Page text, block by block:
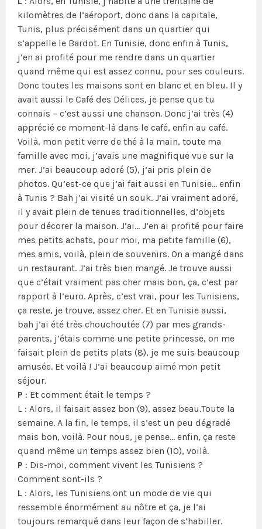
kilomètres de l’aéroport, donc dans la capitale,
Tunis, plus précisément dans un quartier qui
s’appelle le Bardot. En Tunisie, donc enfin à Tunis,
j’en ai profité pour me rendre dans un quartier
quand même qui est assez connu, pour ses couleurs.
Donc toutes les maisons sont en blanc et en bleu. Il y
avait aussi le Café des Délices, je pense que tu
connais – c’est aussi une chanson. Donc j’ai très (4)
apprécié ce moment-là dans le café, enfin au café.
Voilà, mon petit verre de thé à la main, toute ma
famille avec moi, j’avais une magnifique vue sur la
mer. J’ai beaucoup adoré (5), j’ai pris plein de
photos. Qu’est-ce que j’ai fait aussi en Tunisie… enfin
à Tunis ? Bah j’ai visité un souk. J’ai vraiment adoré,
il y avait plein de tenues traditionnelles, d’objets
pour décorer la maison. J’ai… J’en ai profité pour faire
mes petits achats, pour moi, ma petite famille (6),
mes amis, voilà, plein de souvenirs. On a mangé dans
un restaurant. J’ai très bien mangé. Je trouve aussi
que c’était vraiment pas cher mais bon, ça, c’est par
rapport à l’euro. Après, c’est vrai, pour les Tunisiens,
ça reste, je trouve, assez cher. Et en Tunisie aussi,
bah j’ai été très chouchoutée (7) par mes grands-
parents, j’étais comme une petite princesse, on me
faisait plein de petits plats (8), je me suis beaucoup
amusée. Et voilà ! J’ai beaucoup aimé mon petit
séjour.
P : Et comment était le temps ?
L : Alors, il faisait assez bon (9), assez beau.Toute la
semaine. A la fin, le temps, il s’est un peu dégradé
mais bon, voilà. Pour nous, je pense… enfin, ça reste
quand même un temps assez bien (10), voilà.
P : Dis-moi, comment vivent les Tunisiens ?
Comment sont-ils ?
L : Alors, les Tunisiens ont un mode de vie qui
ressemble énormément au nôtre et ça, je l’ai
toujours remarqué dans leur façon de s’habiller.